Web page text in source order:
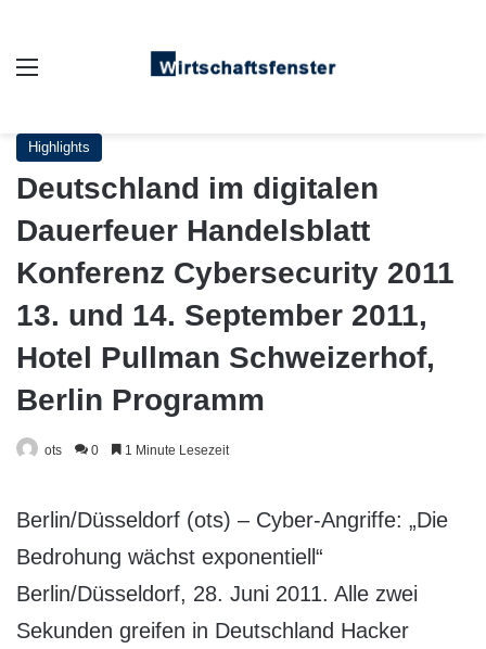
Highlights
Deutschland im digitalen
Dauerfeuer Handelsblatt
Konferenz Cybersecurity 2011
13. und 14. September 2011,
Hotel Pullman Schweizerhof,
Berlin Programm
ots 0 1 Minute Lesezeit
Berlin/Düsseldorf (ots) – Cyber-Angriffe: „Die
Bedrohung wächst exponentiell“
Berlin/Düsseldorf, 28. Juni 2011. Alle zwei
Sekunden greifen in Deutschland Hacker